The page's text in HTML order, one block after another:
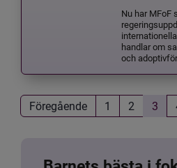
Nu har MFoF
handlar om
och
Föregående 1 2 3